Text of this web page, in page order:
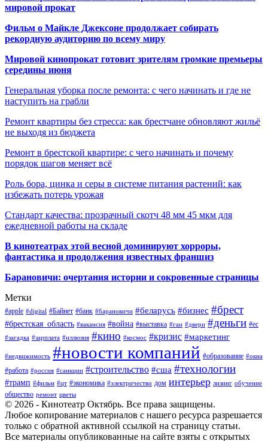
мировой прокат
Фильм о Майкле Джексоне продолжает собирать
рекордную аудиторию по всему миру
Мировой кинопрокат готовит зрителям громкие премьеры
середины июня
Генеральная уборка после ремонта: с чего начинать и где не
наступить на грабли
Ремонт квартиры без стресса: как брестчане обновляют жильё
не выходя из бюджета
Ремонт в брестской квартире: с чего начинать и почему
порядок шагов меняет всё
Роль бора, цинка и серы в системе питания растений: как
избежать потерь урожая
Стандарт качества: прозрачный скотч 48 мм 45 мкм для
ежедневной работы на складе
В кинотеатрах этой весной доминируют хорроры,
фантастика и продолжения известных франшиз
Барановичи: очертания истории и сокровенные страницы
Метки
#apple #digital #Байнет #банк #барановичи #беларусь #бизнес #брест
#брестская_область #вакансия #война #выставка #гаи #двери #деньги #ес
#загадка #зарплата #иллюзия #кино #космос #кризис #маркетинг
#недвижимость #новости компаний #образование #окна
#работа #россия #санкции #строительство #сша #технологии
#трамп #фильм #цт #экономика #электричество дом интерьер лизинг обучение
общество ремонт цветы
© 2026 - Кинотеатр Октябрь. Все права защищены.
Любое копирование материалов с нашего ресурса разрешается
только с обратной активной ссылкой на страницу статьи.
Все материалы опубликованные на сайте взяты с открытых